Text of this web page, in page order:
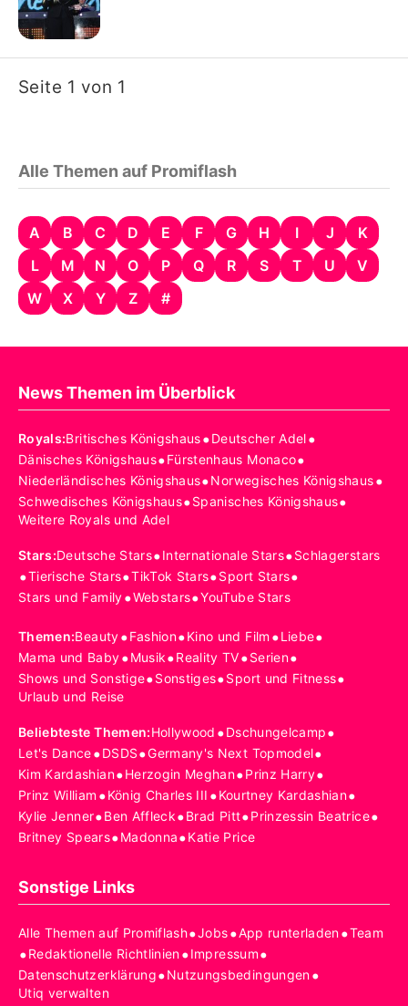
Seite 1 von 1
Alle Themen auf Promiflash
A B C D E F G H I J
K
L
M N O P Q R S T U
V
W
X Y Z #
News Themen im Überblick
Royals:Britisches Königshaus•Deutscher Adel•
Dänisches Königshaus•Fürstenhaus Monaco•
Niederländisches Königshaus•Norwegisches Königshaus•
Schwedisches Königshaus•Spanisches Königshaus•
Weitere Royals und Adel
Stars:Deutsche Stars•Internationale Stars•Schlagerstars
•Tierische Stars•TikTok Stars•Sport Stars•
Stars und Family•Webstars•YouTube Stars
Themen:Beauty•Fashion•Kino und Film •Liebe•
Mama und Baby•Musik•Reality TV•Serien•
Shows und Sonstige•Sonstiges•Sport und Fitness•
Urlaub und Reise
Beliebteste Themen:Hollywood •Dschungelcamp•
Let's Dance•DSDS•Germany's Next Topmodel•
Kim Kardashian•Herzogin Meghan•Prinz Harry•
Prinz William •König Charles III •Kourtney Kardashian•
Kylie Jenner•Ben Affleck•Brad Pitt•Prinzessin Beatrice•
Britney Spears•Madonna•Katie Price
Sonstige Links
Alle Themen auf Promiflash•Jobs•App runterladen•Team
•Redaktionelle Richtlinien•Impressum•
Datenschutzerklärung•Nutzungsbedingungen•
Utiq verwalten